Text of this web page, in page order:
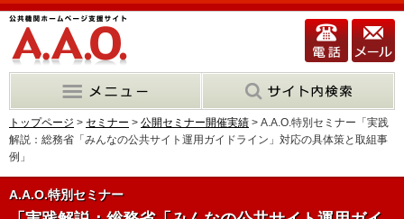
トップページ > セミナー > 公開セミナー開催実績 > A.A.O.特別セミナー「実践
解説：総務省「みんなの公共サイト運用ガイドライン」対応の具体策と取組事
例」
A.A.O.特別セミナー